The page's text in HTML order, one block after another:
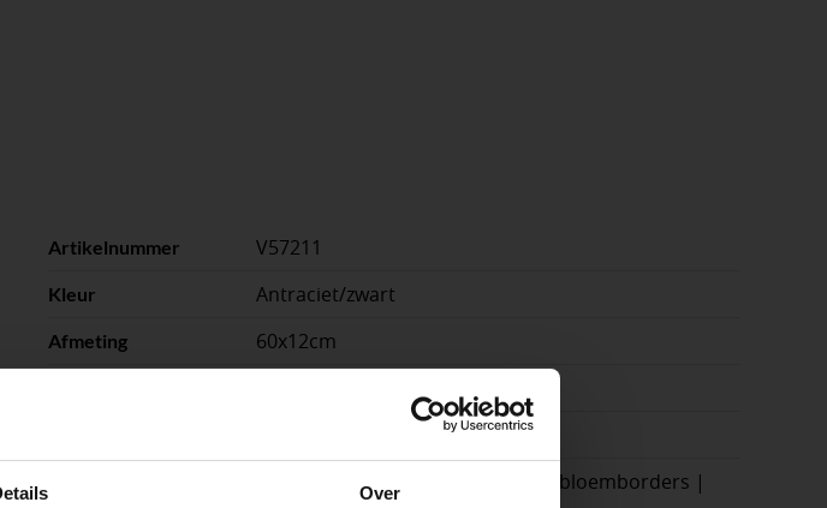
Over
Artikelnummer V57211
Kleur Antraciet/zwart
Afmeting 60x12cm
Toepassing
Hoogteverschillen | tuinmuren | bloemborders |
de vakantieperiode